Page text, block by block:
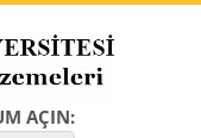
AÇIN: